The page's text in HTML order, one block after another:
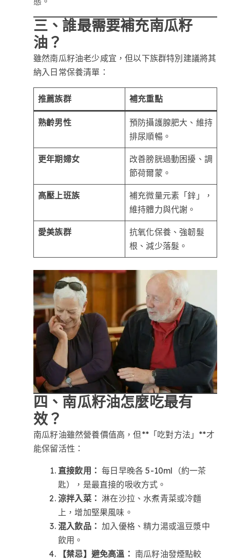
三、誰最需要補充南瓜籽
油？
雖然南瓜籽油老少咸宜，但以下族群特別建議將其
納入日常保養清單：
推薦族群 補充重點
熟齡男性
預防攝護腺肥大、維持
排尿順暢。
更年期婦女
改善膀胱過動困擾、調
節荷爾蒙。
高壓上班族
補充微量元素「鋅」，
維持體力與代謝。
愛美族群
抗氧化保養、強韌髮
根、減少落髮。
四、南瓜籽油怎麼吃最有
效？
南瓜籽油雖然營養價值高，但**「吃對方法」**才
能保留活性：
直接飲用： 每日早晚各 5-10ml（約一茶
匙），是最直接的吸收方式。
涼拌入菜： 淋在沙拉、水煮青菜或冷麵
上，增加堅果風味。
混入飲品： 加入優格、精力湯或溫豆漿中
飲用。
【禁忌】避免高溫： 南瓜籽油發煙點較